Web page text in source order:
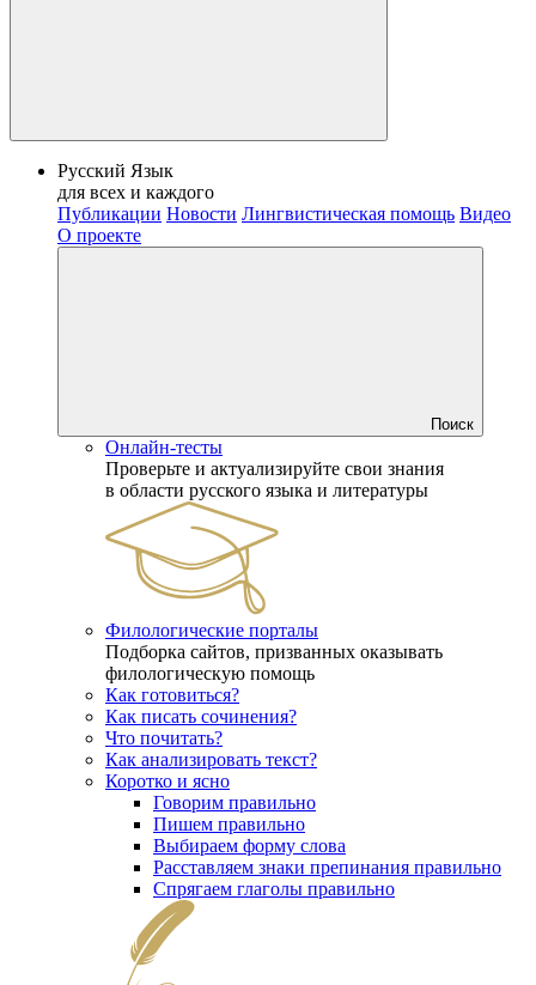
Русский Язык
для всех и каждого
Публикации Новости Лингвистическая помощь Видео
О проекте
Поиск
Онлайн-тесты
Проверьте и актуализируйте свои знания
в области русского языка и литературы
Филологические порталы
Подборка сайтов, призванных оказывать
филологическую помощь
Как готовиться?
Как писать сочинения?
Что почитать?
Как анализировать текст?
Коротко и ясно
Говорим правильно
Пишем правильно
Выбираем форму слова
Расставляем знаки препинания правильно
Спрягаем глаголы правильно